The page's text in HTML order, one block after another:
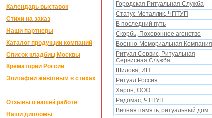
Календарь выставок
Стихи на заказ
Наши партнеры
Каталог продукции компаний
Список кладбищ Москвы
Крематории России
Эпитафии животным в стихах
Отзывы о нашей работе
Наши дипломы
Городская Ритуальная Служба
Статус Металлик, ЧПТУП
В последний путь
Скорбь, Поxоронное агенство
Военно-Мемориальная Компания
Ритуал Сервис, Ритуальная
Сервисная Служба
Шилова, ИП
Ритуал Россия
Харон, ООО
Радомас, ЧТПУП
Вечная память, ритуальный дом